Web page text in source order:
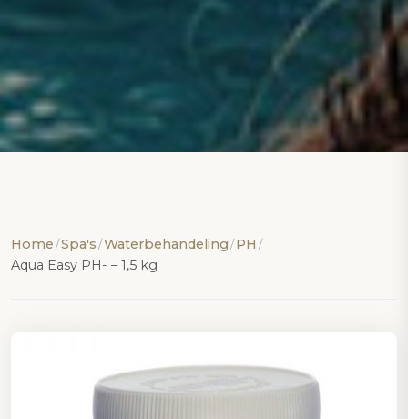
Home /Spa's /Waterbehandeling / PH /
Aqua Easy PH- – 1,5 kg